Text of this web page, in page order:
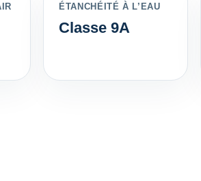
ÉTANCHÉITÉ À L’EAU
Classe 9A